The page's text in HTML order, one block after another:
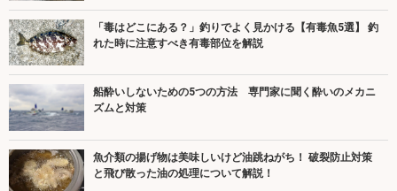
「毒はどこにある？」釣りでよく見かける【有毒魚5選】 釣
れた時に注意すべき有毒部位を解説
船酔いしないための5つの方法 専門家に聞く酔いのメカニ
ズムと対策
魚介類の揚げ物は美味しいけど油跳ねがち！ 破裂防止対策
と飛び散った油の処理について解説！